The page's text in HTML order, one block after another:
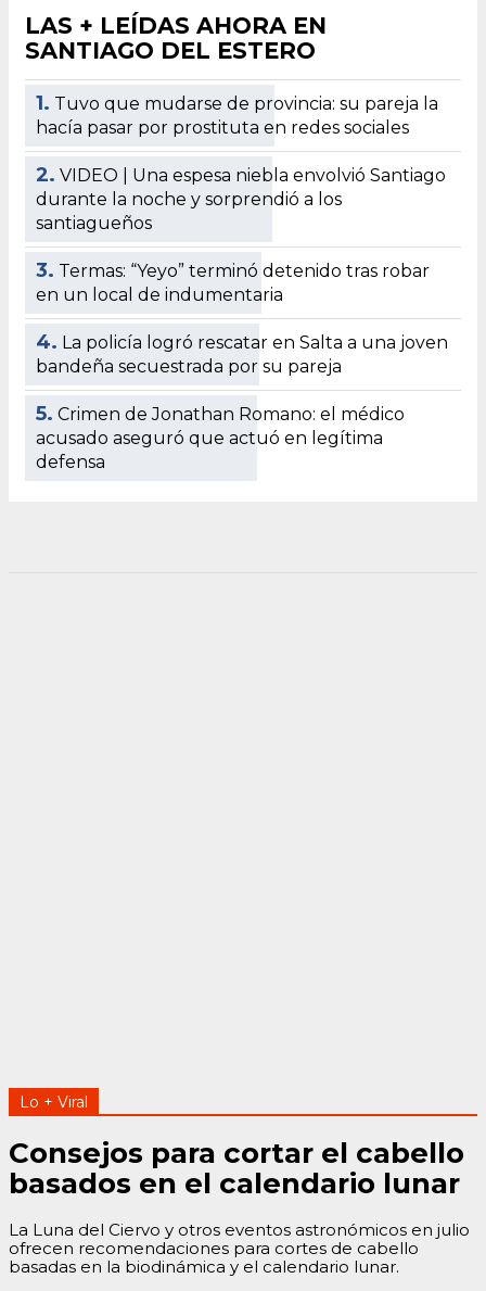
LAS + LEÍDAS AHORA EN
SANTIAGO DEL ESTERO
1. Tuvo que mudarse de provincia: su pareja la
hacía pasar por prostituta en redes sociales
2. VIDEO | Una espesa niebla envolvió Santiago
durante la noche y sorprendió a los
santiagueños
3. Termas: “Yeyo” terminó detenido tras robar
en un local de indumentaria
4. La policía logró rescatar en Salta a una joven
bandeña secuestrada por su pareja
5. Crimen de Jonathan Romano: el médico
acusado aseguró que actuó en legítima
defensa